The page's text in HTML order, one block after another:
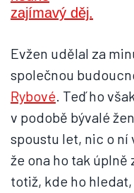
Evžen udělal za
společnou
Rybové. Teď ho
v podobě bývalé
spoustu let, nic o ní
že ona ho tak
totiž, kde ho hledat,